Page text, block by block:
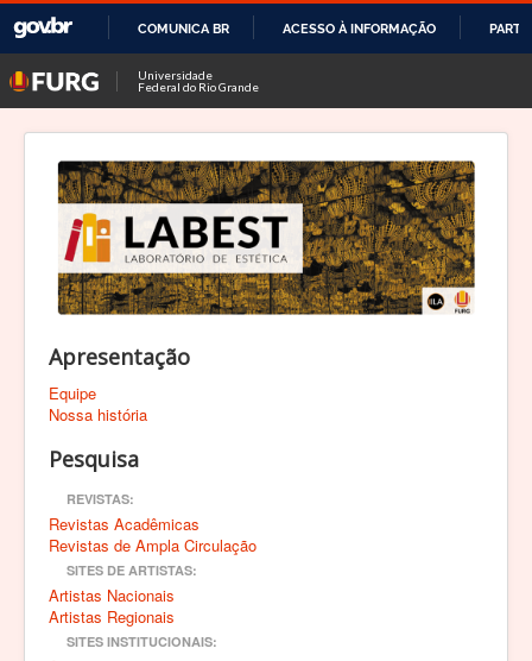
O
CONTEÚDO
COMUNICA BR ACESSO À INFORMAÇÃO
Universidade
Federal do Rio Grande
Apresentação
Equipe
Nossa história
Pesquisa
REVISTAS:
Revistas Acadêmicas
Revistas de Ampla Circulação
SITES DE ARTISTAS:
Artistas Nacionais
Artistas Regionais
SITES INSTITUCIONAIS: